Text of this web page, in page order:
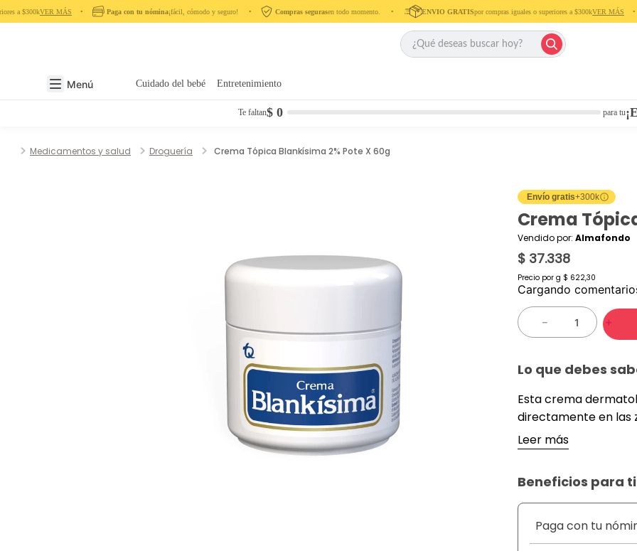
a $300kVER MÁS‎ ‎ ‎ ‎ •‎ ‎ ‎ ‎ Paga con tu nómina¡fácil, cómodo y seguro! ‎ ‎ ‎ ‎ •‎ ‎ ‎ ‎ Compras segurasen todo momento. ‎ ‎ ‎ ‎ •‎ ‎ ‎ ‎ ‎ ENVIO GRATISpor compras iguales o superiores a $300kVER MÁS‎ ‎ ‎ ‎ •‎ ‎ ‎ ‎
Menú Cuidado del bebé Entretenimiento
para tu
Te faltan$ 0
Medicamentos y salud Droguería Crema Tópica Blankísima 2% Pote X 60g
Envío gratis+300k
Crema
Vendido por: Almafondo
$ 37.338
Precio por g $ 622,30
Cargando
＋
－
Lo que debes
Esta crema
directamente en las
hiperpigmentación,
manchas oscuras
tono cutáneo de
crema facilita una
la rutina nocturna
del cutis con el uso
Leer más
Beneficios para ti
Paga con tu